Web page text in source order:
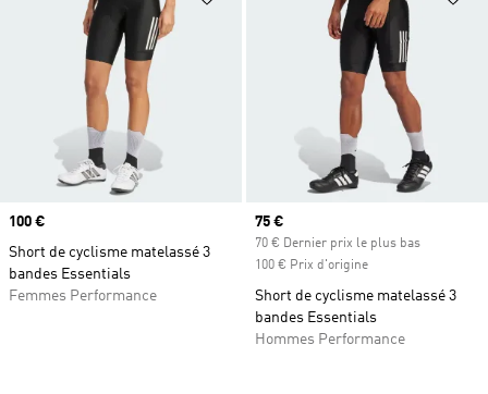
Prix
100 €
Short de cyclisme matelassé 3
bandes Essentials
Femmes Performance
Prix actuel
75 €
70 € Dernier prix le plus bas
100 € Prix d'origine
Short de cyclisme matelassé 3
bandes Essentials
Hommes Performance